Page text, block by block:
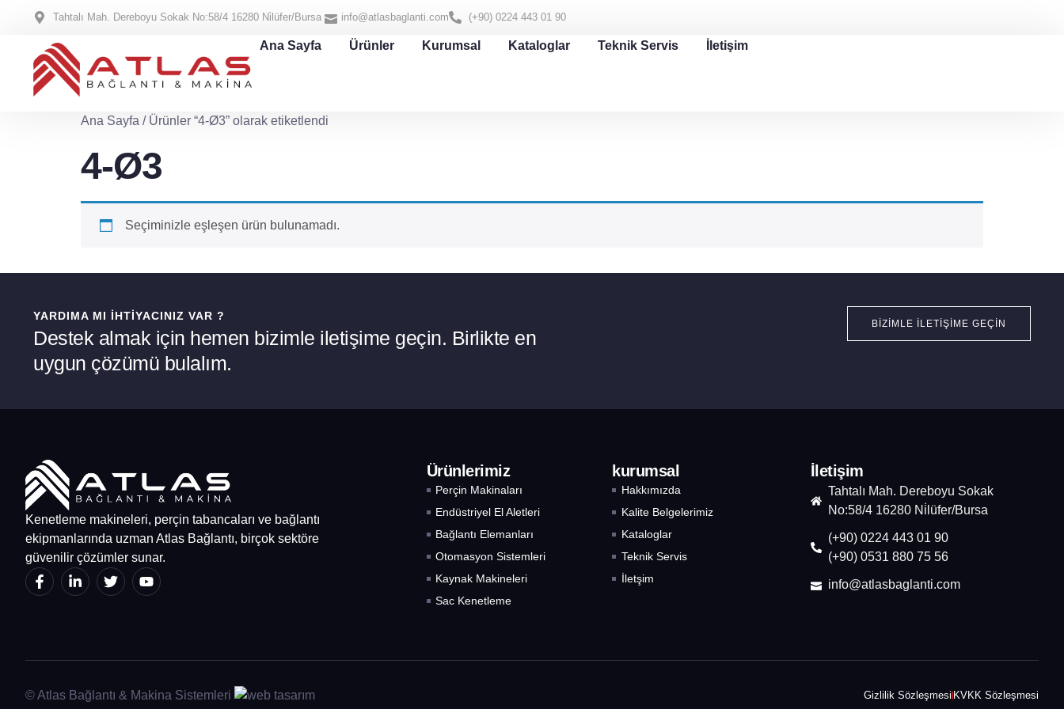
Tahtalı Mah. Dereboyu Sokak No:58/4 16280 Ni̇lüfer/Bursa info@atlasbaglanti.com (+90) 0224 443 01 90
Ana Sayfa Ürünler Kurumsal Kataloglar Teknik Servis İletişim
Ana Sayfa / Ürünler “4-Ø3” olarak etiketlendi
4-Ø3
Seçiminizle eşleşen ürün bulunamadı.
YARDIMA MI İHTIYACINIZ VAR ?
Destek almak için hemen bizimle iletişime geçin. Birlikte en
uygun çözümü bulalım.
BIZIMLE İLETIŞIME GEÇIN
Kenetleme makineleri, perçin tabancaları ve bağlantı
ekipmanlarında uzman Atlas Bağlantı, birçok sektöre
güvenilir çözümler sunar.
Ürünlerimiz
Perçin Makinaları
Endüstriyel El Aletleri
Bağlantı Elemanları
Otomasyon Sistemleri
Kaynak Makineleri
Sac Kenetleme
kurumsal
Hakkımızda
Kalite Belgelerimiz
Kataloglar
Teknik Servis
İletşim
İletişim
Tahtalı Mah. Dereboyu Sokak
No:58/4 16280 Ni̇lüfer/Bursa
(+90) 0224 443 01 90
(+90) 0531 880 75 56
info@atlasbaglanti.com
© Atlas Bağlantı & Makina Sistemleri Gizlilik Sözleşmesi KVKK Sözleşmesi